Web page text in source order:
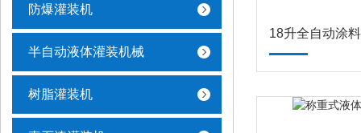
防爆灌装机
半自动液体灌装机械
树脂灌装机
18升全自动涂